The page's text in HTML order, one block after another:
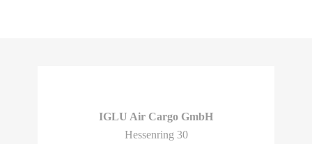
IGLU Air Cargo GmbH
Hessenring 30